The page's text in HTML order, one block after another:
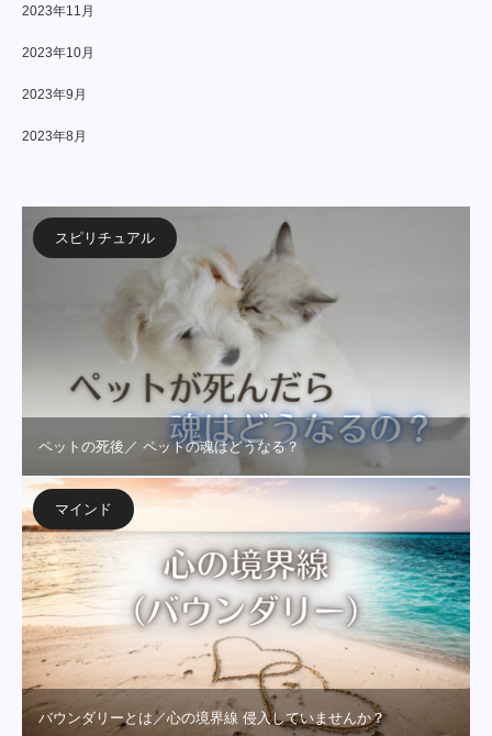
2023年11月
2023年10月
2023年9月
2023年8月
スピリチュアル
ペットの死後／ ペットの魂はどうなる？
マインド
バウンダリーとは／心の境界線 侵入していませんか？